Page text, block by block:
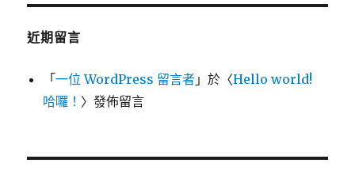
近期留言
「一位 WordPress 留言者 」於〈Hello world!
哈囉！ 〉發佈留言